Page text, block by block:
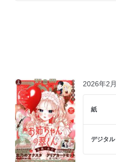
2026年2
紙
デジタル